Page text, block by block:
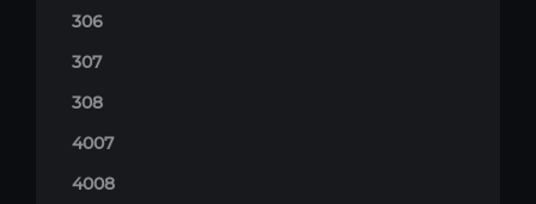
306
307
308
4007
4008